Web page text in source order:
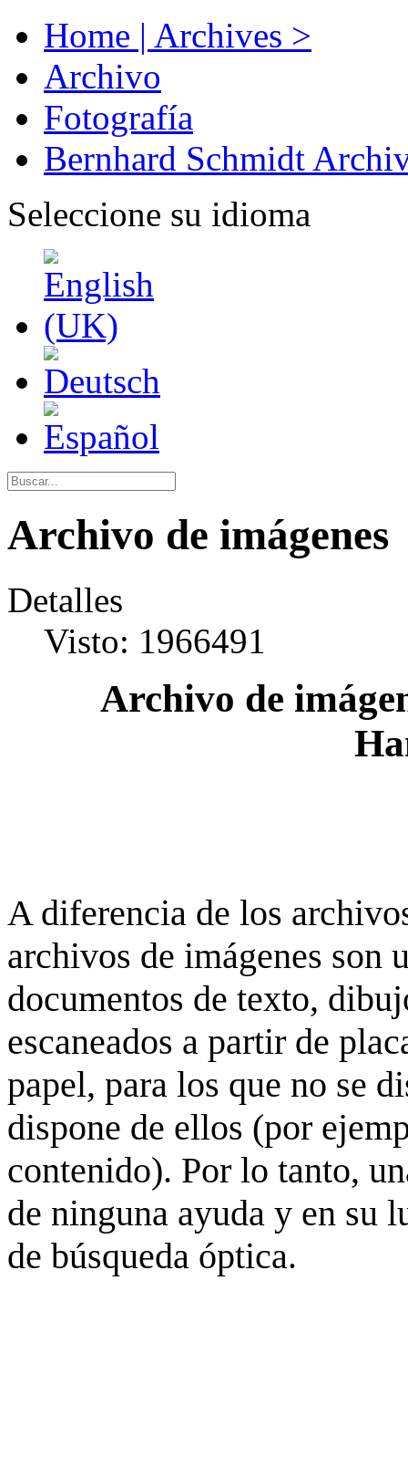
Home | Archives >
Archivo
Fotografía
Bernhard Schmidt
Seleccione su idioma
Archivo de imágenes
Detalles
Visto: 1966491
Archivo de
A diferencia de los
archivos de imágenes son
documentos de texto,
escaneados a partir de
papel, para los que no se
dispone de ellos (por
contenido). Por lo tanto,
de ninguna ayuda y en su
de búsqueda óptica.